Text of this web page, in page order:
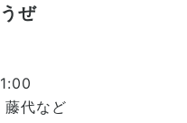
ぜ
代など